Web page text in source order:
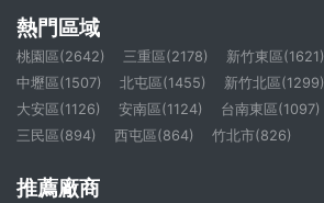
熱門區域
桃園區(2642) 三重區(2178) 新竹東區(1621)
中壢區(1507)
北屯區(1455) 新竹北區(1299)
大安區(1126)
安南區(1124) 台南東區(1097)
三民區(894)
西屯區(864) 竹北市(826)
推薦廠商